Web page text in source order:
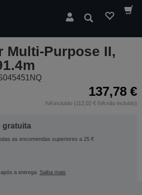
Pesquisar
Multi-Purpose II,
137,78 €
IVA incluído (112,02 € IVA não incluído)
gratuita
as encomendas superiores a 25 €
a entrega. Saiba mais